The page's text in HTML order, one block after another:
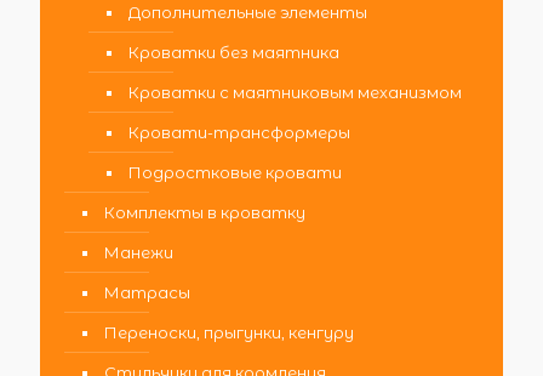
Дополнительные элементы
Кроватки без маятника
Кроватки с маятниковым механизмом
Кровати-трансформеры
Подростковые кровати
Комплекты в кроватку
Манежи
Матрасы
Переноски, прыгунки, кенгуру
Стульчики для кормления